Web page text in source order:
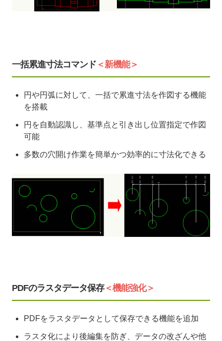
一括累進寸法コマンド ＜新機能＞
円や円弧に対して、一括で累進寸法を作図する機能
を搭載
円を自動認識し、基準点と引き出し位置指定で作図
可能
多数の穴開け作業を簡単かつ効率的に寸法化できる
PDFのラスタデータ保存＜機能強化＞
PDFをラスタデータとして保存できる機能を追加
ラスタ化により後編集を防ぎ、データの改ざんや他